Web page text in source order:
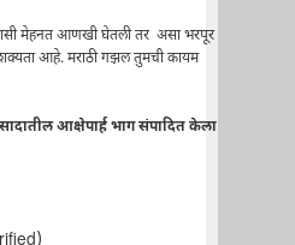
मेहनत आणखी घेतली तर असा भरपूर
आहे. मराठी गझल तुमची कायम
आक्षेपार्ह भाग संपादित केला